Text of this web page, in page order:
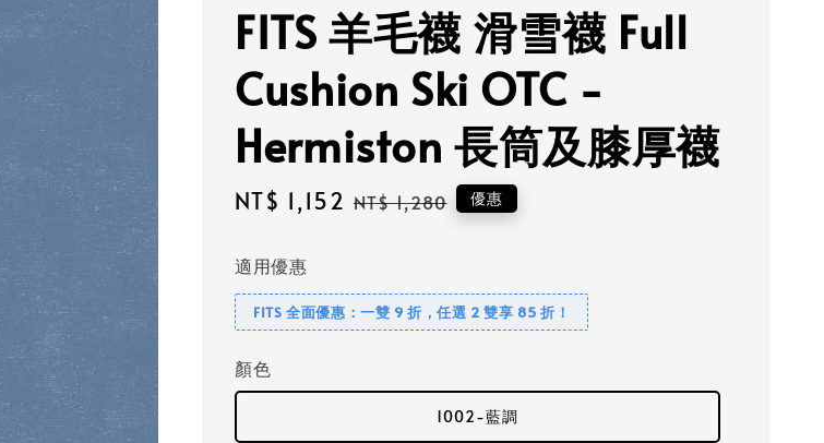
FITS 羊毛襪 滑雪襪 Full
Cushion Ski OTC -
Hermiston 長筒及膝厚襪
Sale
NT$ 1,152 Regular
NT$ 1,280 優惠
適用優惠
FITS 全面優惠：一雙 9 折，任選 2 雙享 85 折！
顏色
1002-藍調